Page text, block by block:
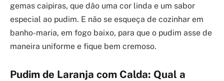
gemas caipiras, que dão uma cor linda e um sabor
especial ao pudim. E não se esqueça de cozinhar em
banho-maria, em fogo baixo, para que o pudim asse de
maneira uniforme e fique bem cremoso.
Pudim de Laranja com Calda: Qual a